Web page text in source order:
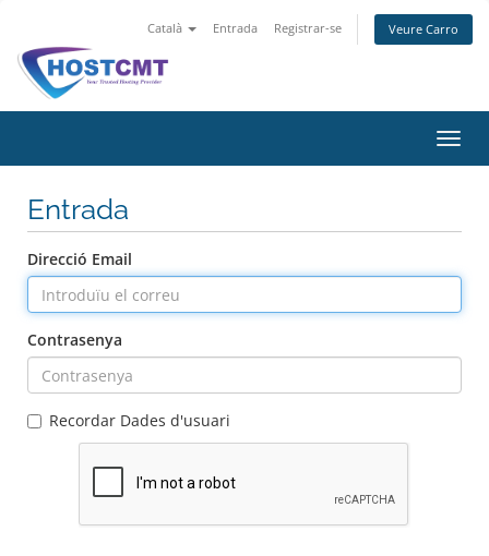
Català Entrada Registrar-se Veure Carro
la
Entrada
Direcció Email
Contrasenya
Recordar Dades d'usuari